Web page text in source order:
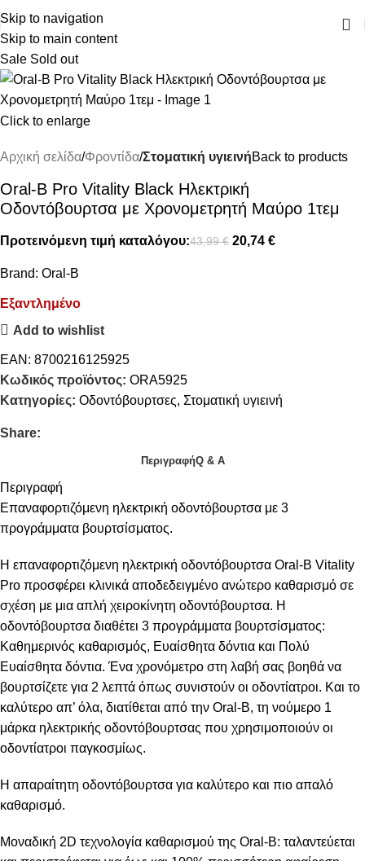
Skip to navigation
Skip to main content
ΔΩΡΕΑΝ ΜΕΤΑΦΟΡΙΚΑ ΑΝΩ ΤΩΝ 45€
Sale Sold out
Click to enlarge
Αρχική σελίδα Φροντίδα Στοματική υγιεινήBack to products
Oral-B Pro Vitality Black Ηλεκτρική
Οδοντόβουρτσα με Χρονομετρητή Μαύρο 1τεμ
Προτεινόμενη τιμή καταλόγου:43,99€ 20,74 €
Brand: Oral-B
Εξαντλημένο
Add to wishlist
EAN: 8700216125925
Κωδικός προϊόντος: ORA5925
Κατηγορίες: Οδοντόβουρτσες, Στοματική υγιεινή
Share:
ΠεριγραφήQ & A
Περιγραφή
Επαναφορτιζόμενη ηλεκτρική οδοντόβουρτσα με 3
προγράμματα βουρτσίσματος.
Η επαναφορτιζόμενη ηλεκτρική οδοντόβουρτσα Oral-B Vitality
Pro προσφέρει κλινικά αποδεδειγμένο ανώτερο καθαρισμό σε
σχέση με μια απλή χειροκίνητη οδοντόβουρτσα. Η
οδοντόβουρτσα διαθέτει 3 προγράμματα βουρτσίσματος:
Καθημερινός καθαρισμός, Ευαίσθητα δόντια και Πολύ
Ευαίσθητα δόντια. Ένα χρονόμετρο στη λαβή σας βοηθά να
βουρτσίζετε για 2 λεπτά όπως συνιστούν οι οδοντίατροι. Και το
καλύτερο απ’ όλα, διατίθεται από την Oral-B, τη νούμερο 1
μάρκα ηλεκτρικής οδοντόβουρτσας που χρησιμοποιούν οι
οδοντίατροι παγκοσμίως.
Η απαραίτητη οδοντόβουρτσα για καλύτερο και πιο απαλό
καθαρισμό.
Μοναδική 2D τεχνολογία καθαρισμού της Oral-B: ταλαντεύεται